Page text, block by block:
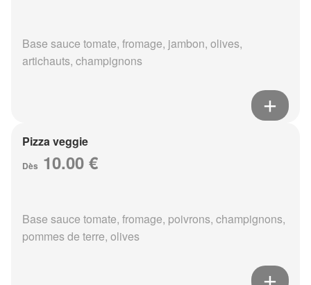
Base sauce tomate, fromage, jambon, olives,
artichauts, champignons
Pizza veggie
Dès 10.00 €
Base sauce tomate, fromage, poivrons, champignons,
pommes de terre, olives